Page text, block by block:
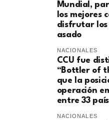
Mundial,
los mejores
disfrutar los
asado
NACIONALES
CCU fue
“Bottler of
que la
operación
entre 33
NACIONALES